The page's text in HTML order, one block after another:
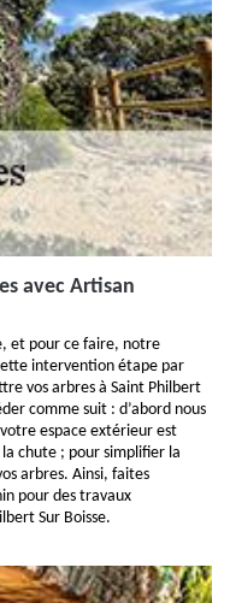
avec Artisan
et pour ce faire, notre
intervention étape par
vos arbres à Saint Philbert
comme suit : d’abord nous
espace extérieur est
chute ; pour simplifier la
arbres. Ainsi, faites
pour des travaux
Sur Boisse.